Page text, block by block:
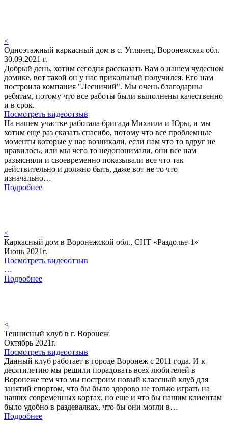
<
Одноэтажный каркасный дом в с. Углянец, Воронежская обл.
30.09.2021 г.
Добрый день, хотим сегодня рассказать Вам о нашем чудесном
домике, вот такой он у нас прикольный получился. Его нам
построила компания "Лесничий". Мы очень благодарны
ребятам, потому что все работы были выполнены качественно
и в срок.
Посмотреть видеоотзыв
На нашем участке работала бригада Михаила и Юры, и мы
хотим еще раз сказать спасибо, потому что все проблемные
моменты которые у нас возникали, если нам что то вдруг не
нравилось, или мы чего то недопонимали, они все нам
разъясняли и своевременно показывали все что так
действительно и должно быть, даже вот не то что
изначально…
Подробнее
<
Каркасный дом в Воронежской обл., СНТ «Раздолье-1»
Июнь 2021г.
Посмотреть видеоотзыв
…
Подробнее
<
Теннисный клуб в г. Воронеж
Октябрь 2021г.
Посмотреть видеоотзыв
Данный клуб работает в городе Воронеж с 2011 года. И к
десятилетию мы решили порадовать всех любителей в
Воронеже тем что мы построим новый классный клуб для
занятий спортом, что бы было здорово не только играть на
наших современных кортах, но еще и что бы нашим клиентам
было удобно в раздевалках, что бы они могли в…
Подробнее